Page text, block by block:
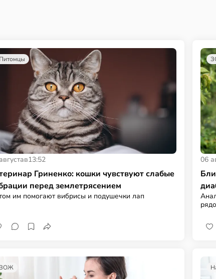
Питомцы
в13:52
Гриненко: кошки чувствуют слабые
перед землетрясением
им помогают вибрисы и подушечки лап
06